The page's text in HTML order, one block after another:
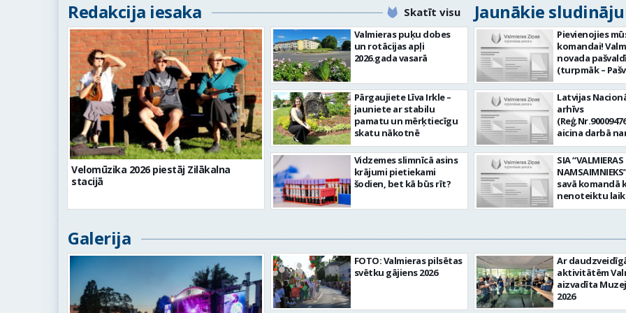
Redakcija iesaka Skatīt visu Jaunākie
Velomūzika 2026 piestāj Zilākalna
stacijā
Valmieras puķu dobes
un rotācijas apļi
2026.gada vasarā
Pārgaujiete Līva Irkle –
jauniete ar stabilu
pamatu un mērķtiecīgu
skatu nākotnē
Vidzemes slimnīcā asins
krājumi pietiekami
šodien, bet kā būs rīt?
Pievienojies
komandai!
novada
(turpmāk –
aicina darbā
Informācijas
centra (ITC)
tehnoloģiju
vieta: Rūjienas
Naukšēnu
teritorijās Ja
vēlme:
informācijas un
komunikācijas
IKT) saistīto
un operatīvu
nodrošināt
datortehnikas
atbalstu un ar to
saistīto
Latvijas
arhīvs
aicina darbā
pārzini (uz
laiku)
valsts arhīvā Mēs
Valmieras
arhīvā
dokumentāro
mantojumu.
pārraudzībā un
zonā ietilpst
Valkas,
Limbažu novadi.
SIA “VALMIERAS
savā komandā
nenoteiktu
SPECIALIZĒTĀ
pienākumi:
apkalpot
(arī kravas)
uzturēt
automobili
kārtībā. veikt
Galerija
FOTO: Valmieras pilsētas
svētku gājiens 2026
Ar
aktivitātēm
aizvadīta
2026